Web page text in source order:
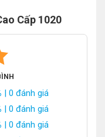
Cấp 1020
| 0 đánh giá
| 0 đánh giá
| 0 đánh giá